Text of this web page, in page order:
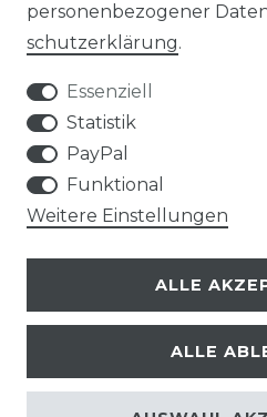
SERVICE
VERSANDKOSTEN
AN- UND VERKAUF VON
personenbezogener
schutz­erklärung.
Essenziell
Statistik
PayPal
Funktional
Weitere Einstellungen
ALLE
ALLE